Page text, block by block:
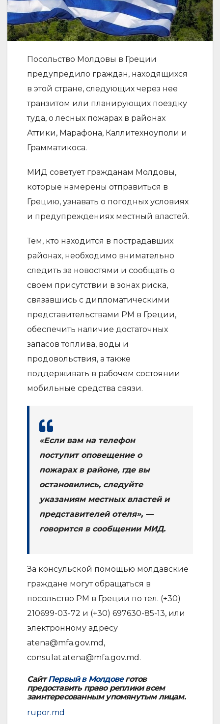
Посольство Молдовы в Греции
предупредило граждан, находящихся
в этой стране, следующих через нее
транзитом или планирующих поездку
туда, о лесных пожарах в районах
Аттики, Марафона, Каллитехноуполи и
Грамматикоса.
МИД советует гражданам Молдовы,
которые намерены отправиться в
Грецию, узнавать о погодных условиях
и предупреждениях местный властей.
Тем, кто находится в пострадавших
районах, необходимо внимательно
следить за новостями и сообщать о
своем присутствии в зонах риска,
связавшись с дипломатическими
представительствами РМ в Греции,
обеспечить наличие достаточных
запасов топлива, воды и
продовольствия, а также
поддерживать в рабочем состоянии
мобильные средства связи.
«Если вам на телефон
поступит оповещение о
пожарах в районе, где вы
остановились, следуйте
указаниям местных властей и
представителей отеля», —
говорится в сообщении МИД.
За консульской помощью молдавские
граждане могут обращаться в
посольство РМ в Греции по тел. (+30)
210699-03-72 и (+30) 697630-85-13, или
электронному адресу
atena@mfa.gov.md ,
consulat.atena@mfa.gov.md .
СайтПервый в Молдовеготов
предоставить право реплики всем
заинтересованным упомянутым лицам.
rupor.md